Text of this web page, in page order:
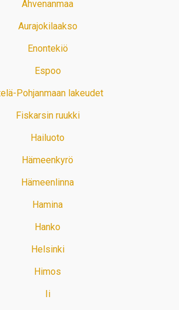
Ahvenanmaa
Aurajokilaakso
Enontekiö
Espoo
Pohjanmaan lakeudet
Fiskarsin ruukki
Hailuoto
Hämeenkyrö
Hämeenlinna
Hamina
Hanko
Helsinki
Himos
Ii